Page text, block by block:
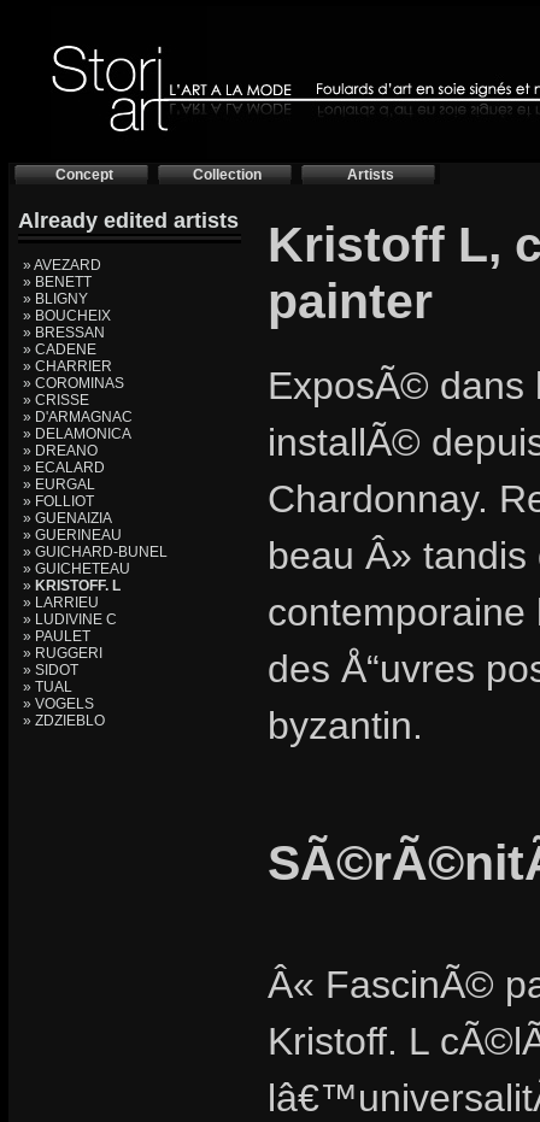
Concept Collection Artists
Already edited artists
» AVEZARD
» BENETT
» BLIGNY
» BOUCHEIX
» BRESSAN
» CADENE
» CHARRIER
» COROMINAS
» CRISSE
» D'ARMAGNAC
» DELAMONICA
» DREANO
» ECALARD
» EURGAL
» FOLLIOT
» GUENAIZIA
» GUERINEAU
» GUICHARD-BUNEL
» GUICHETEAU
» KRISTOFF. L
» LARRIEU
» LUDIVINE C
» PAULET
» RUGGERI
» SIDOT
» TUAL
» VOGELS
» ZDZIEBLO
Kristoff L,
painter
ExposÃ© dans
installÃ©
Chardonnay.
beau Â»
des Å“uvres
byzantin.
Â« FascinÃ©
Kristoff. L